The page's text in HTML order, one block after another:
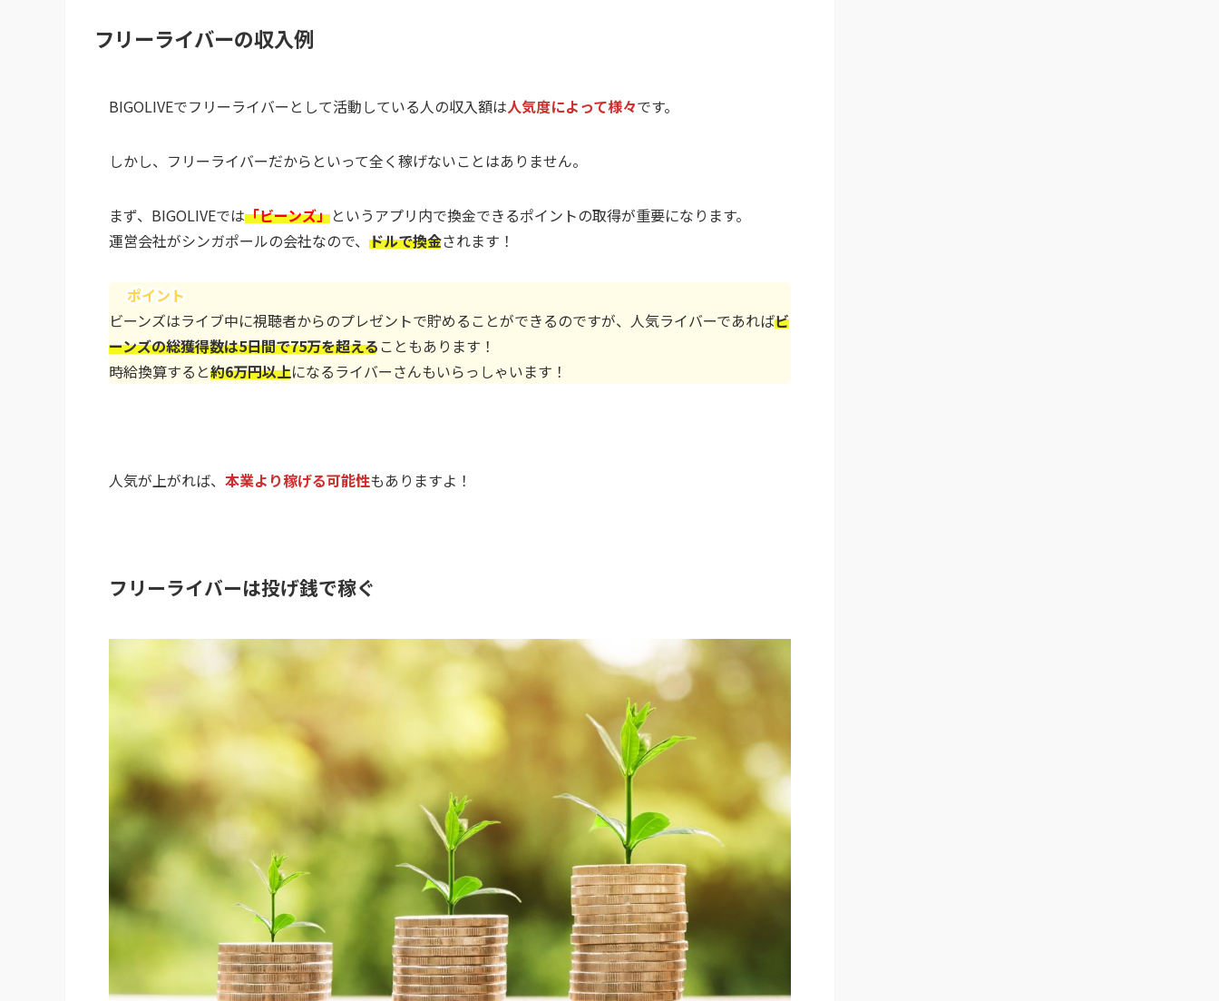
フリーライバーの収入例
BIGOLIVEでフリーライバーとして活動している人の収入額は人気度によって様々です。
しかし、フリーライバーだからといって全く稼げないことはありません。
まず、BIGOLIVEでは「ビーンズ」というアプリ内で換金できるポイントの取得が重要になります。
運営会社がシンガポールの会社なので、 ドルで換金されます！
ポイント
ビーンズはライブ中に視聴者からのプレゼントで貯めることができるのですが、人気ライバーであればビ
ーンズの総獲得数は5日間で75万を超える こともあります！
時給換算すると約6万円以上になるライバーさんもいらっしゃいます！
人気が上がれば、 本業より稼げる可能性もありますよ！
フリーライバーは投げ銭で稼ぐ